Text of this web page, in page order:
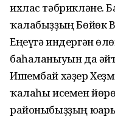
ихлас тәбрикләне.
ҡалабыҙҙың Бөйөк
Еңеүгә индергән
баһаланыуын да
Ишембай хәҙер
ҡалаһы исемен
районыбыҙҙың